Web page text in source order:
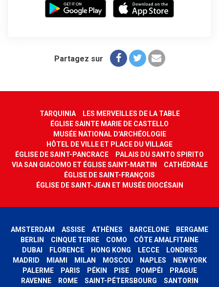
Partagez sur
TARQUINIA
LES MERVEILLES DE LA TABLE
ÉGLISE SAINTE MARIE DE CASTELLO
MUSÉE NATIONAL D'ARCHÉOLOGIE
HÔTEL DE VILLE ET PLACE DU VILLAGE
ÉGLISE DE SAINT-PANCRACE
PALAIS DU SANTO SPIRITO
VIA SAN GIACOMO ET ÉGLISE SAINT-MARTIN
CATHÉDRALE
ÉGLISE DE SAINT-FRANÇOIS
ÉGLISE DE SAINT-JEAN ET MUSÉE DIOCÉSAIN
AMSTERDAM ASSISE ATHÈNES BARCELONE
BERGAME
BERLIN
CINQUE TERRE COMO
CÔTE AMALFITAINE
DUBAI
FLORENCE HONG KONG LECCE
LONDRES
MADRID
MIAMI MILAN MOSCOU NAPLES
NEW YORK
PALERME
PARIS PÉKIN PISE POMPÉI
PRAGUE
RAVENNE
ROME SAINT-PÉTERSBOURG
SANTORIN